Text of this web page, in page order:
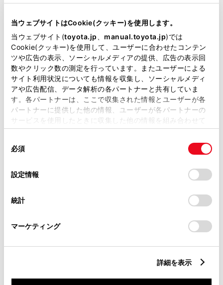
当ウェブサイトはCookie(クッキー)を使用します。
当ウェブサイト(toyota.jp manual.toyota.jp)では
Cookie(クッキー)を使用して、ユーザーに合わせたコンテン
ツや広告の表示、ソーシャルメディアの提供、広告の表示回
数やクリック数の測定を行っています。またユーザーによる
サイト利用状況についても情報を収集し、ソーシャルメディ
アや広告配信、データ解析の各パートナーと共有していま
す。各パートナーは、ここで収集された情報とユーザーが各
パートナーに提供した他の情報、ユーザーが各パートナーの
サービスを使用したときに収集した他の情報を組み合わせて
使用することがあります。当ウェブサイトの使用を続行する
デバイスにすべてのCookie(クッキー)が保存されることに同
意したことになります。Cookie(クッキー)のオプトアウト、
設定の変更、同意を撤回したりするにあたっては、当社の
「Cookie（クッキー）情報の取り扱いについて
」をご覧くだ
必須
設定情報
統計
マーケティング
詳細を表示
チャットでお問い合わせ
受付：10:00～18:00
（長期連休などの当社指定日を除く）
い。
チャットでのお問い合わせはお待たせ